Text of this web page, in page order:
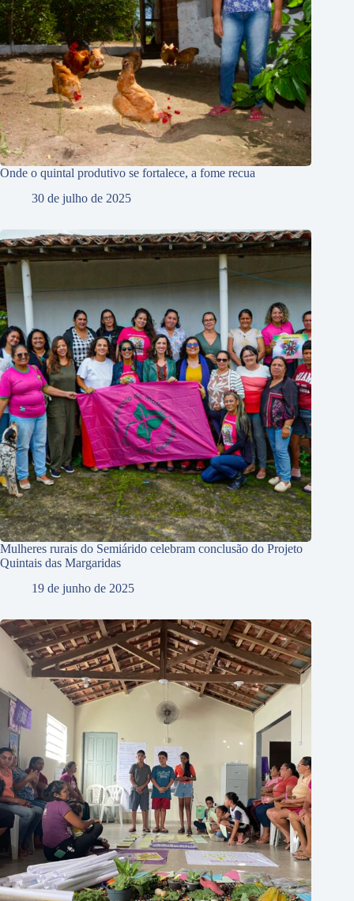
Onde o quintal produtivo se fortalece, a fome recua
30 de julho de 2025
Mulheres rurais do Semiárido celebram conclusão do Projeto
Quintais das Margaridas
19 de junho de 2025